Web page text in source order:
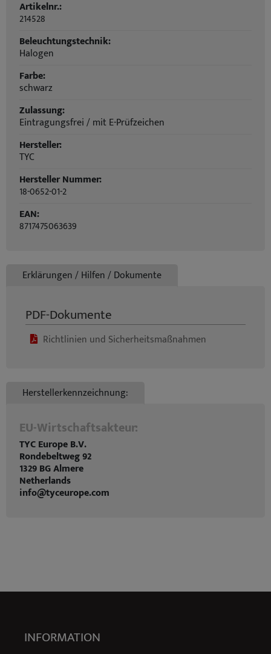
Artikelnr.:
214528
Beleuchtungstechnik:
Halogen
Farbe:
schwarz
Zulassung:
Eintragungsfrei / mit E-Prüfzeichen
Hersteller:
TYC
Hersteller Nummer:
18-0652-01-2
EAN:
8717475063639
Erklärungen / Hilfen / Dokumente
PDF-Dokumente
Richtlinien und Sicherheitsmaßnahmen
Herstellerkennzeichnung:
EU-Wirtschaftsakteur:
TYC Europe B.V.
Rondebeltweg 92
1329 BG Almere
Netherlands
info@tyceurope.com
INFORMATION